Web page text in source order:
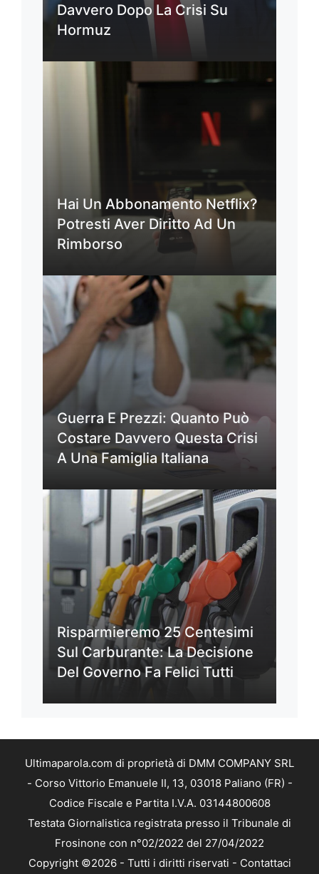
Davvero Dopo La Crisi Su
Hormuz
Hai Un Abbonamento Netflix?
Potresti Aver Diritto Ad Un
Rimborso
Guerra E Prezzi: Quanto Può
Costare Davvero Questa Crisi
A Una Famiglia Italiana
Risparmieremo 25 Centesimi
Sul Carburante: La Decisione
Del Governo Fa Felici Tutti
Ultimaparola.com di proprietà di DMM COMPANY SRL
- Corso Vittorio Emanuele II, 13, 03018 Paliano (FR) -
Codice Fiscale e Partita I.V.A. 03144800608
Testata Giornalistica registrata presso il Tribunale di
Frosinone con n°02/2022 del 27/04/2022
Copyright ©2026 - Tutti i diritti riservati - Contattaci